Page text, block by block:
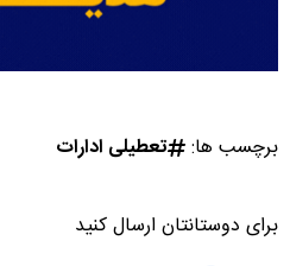
برچسب ها: تعطیلی ادارات
برای دوستانتان ارسال کنید